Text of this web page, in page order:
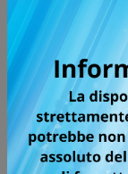
CI
UN
NON NE